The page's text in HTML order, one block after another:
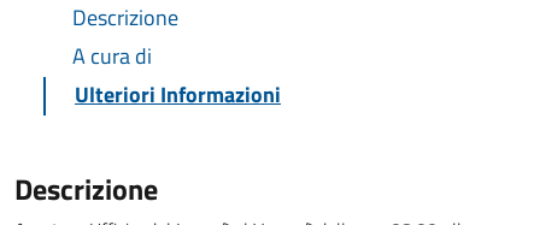
Descrizione
A cura di
Ulteriori Informazioni
Descrizione